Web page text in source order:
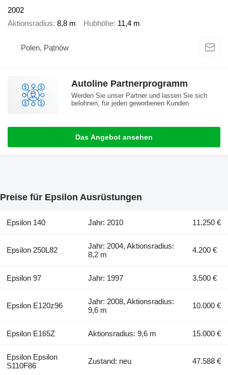
2002
Aktionsradius 8,8 m Hubhöhe 11,4 m
Polen, Pątnów
Autoline Partnerprogramm
Werden Sie unser Partner und lassen Sie sich
belohnen, für jeden geworbenen Kunden
Das Angebot ansehen
Preise für Epsilon Ausrüstungen
Epsilon 140 Jahr: 2010 11.250 €
Epsilon 250L82
Jahr: 2004, Aktionsradius:
8,2 m
4.200 €
Epsilon 97 Jahr: 1997 3.500 €
Epsilon E120z96
Jahr: 2008, Aktionsradius:
9,6 m
10.000 €
Epsilon E165Z Aktionsradius: 9,6 m 15.000 €
Epsilon Epsilon
S110F86
Zustand: neu 47.588 €